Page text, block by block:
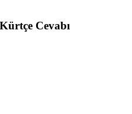
Cevabı